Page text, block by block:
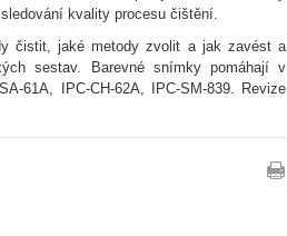
kvality procesu čištění.
čistit, jaké metody zvolit a jak zavést a
sestav. Barevné snímky pomáhají v
61A, IPC-CH-62A, IPC-SM-839. Revize